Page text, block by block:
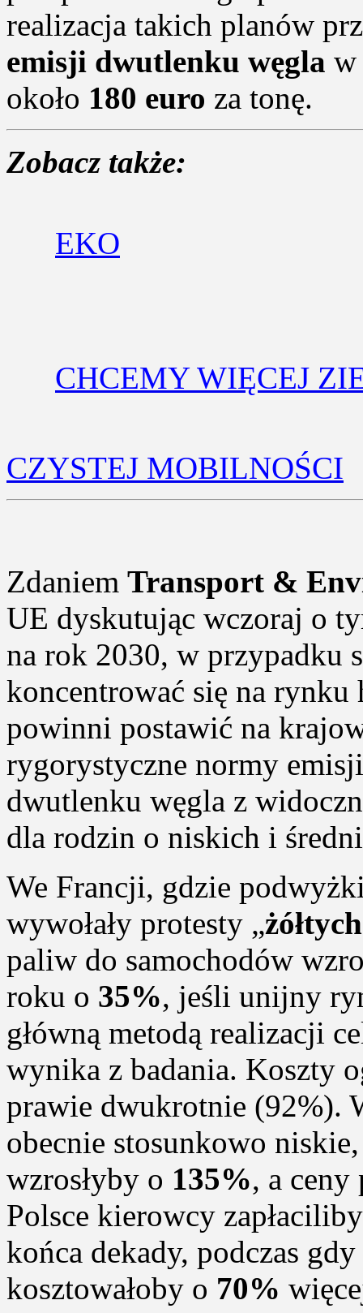
realizacja takich planów
emisji dwutlenku węgla w
około 180 euro za tonę.
Zobacz także:
EKO
CHCEMY WIĘCEJ
CZYSTEJ MOBILNOŚCI
Zdaniem Transport &
UE dyskutując wczoraj o
na rok 2030, w przypadku
koncentrować się na
powinni postawić na
rygorystyczne normy
dwutlenku węgla z
dla rodzin o niskich i
We Francji, gdzie
wywołały protesty „
paliw do samochodów
roku o 35%, jeśli unijny
główną metodą realizacji
wynika z badania. Koszty
prawie dwukrotnie (92%).
obecnie stosunkowo
wzrosłyby o 135%, a
Polsce kierowcy
końca dekady, podczas
kosztowałoby o 70%